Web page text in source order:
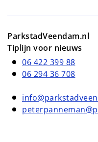
ParkstadVeendam.nl
Tiplijn voor nieuws
06 422 399 88
06 294 36 708